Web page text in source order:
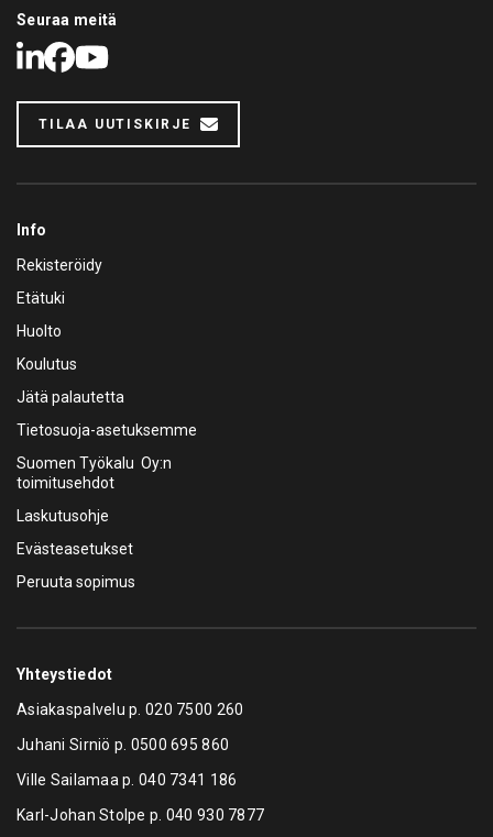
Seuraa meitä
LinkedIn
Facebook
Youtube
TILAA UUTISKIRJE
Info
Rekisteröidy
Etätuki
Huolto
Koulutus
Jätä palautetta
Tietosuoja-asetuksemme
Suomen Työkalu Oy:n
toimitusehdot
Laskutusohje
Evästeasetukset
Peruuta sopimus
Yhteystiedot
Asiakaspalvelu p.020 7500 260
Juhani Sirniö p. 0500 695 860
Ville Sailamaa p.040 7341 186
Karl-Johan Stolpe p. 040 930 7877